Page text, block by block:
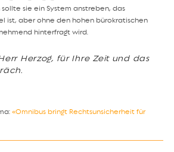
sie ein System anstreben, das
ist, aber ohne den hohen bürokratischen
hinterfragt wird.
Herzog, für Ihre Zeit und das
«Omnibus bringt Rechtsunsicherheit für